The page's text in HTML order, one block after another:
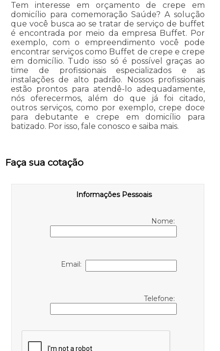
Tem interesse em orçamento de crepe em
domicílio para comemoração Saúde? A solução
que você busca ao se tratar de serviço de buffet
é encontrada por meio da empresa Buffet. Por
exemplo, com o empreendimento você pode
encontrar serviços como Buffet de crepe e crepe
em domicílio. Tudo isso só é possível graças ao
time de profissionais especializados e as
instalações de alto padrão. Nossos profissionais
estão prontos para atendê-lo adequadamente,
nós oferecermos, além do que já foi citado,
outros serviços, como por exemplo, crepe doce
para debutante e crepe em domicílio para
batizado. Por isso, fale conosco e saiba mais.
Faça sua cotação
Informações Pessoais
Nome:
Email:
Telefone: